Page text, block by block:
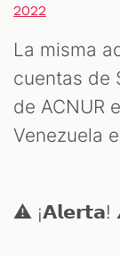
2022
La misma
cuentas de
de ACNUR
Venezuela
⚠️